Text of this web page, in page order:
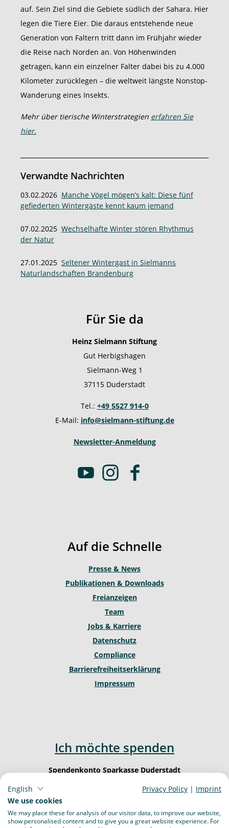
auf. Sein Ziel sind die Gebiete südlich der Sahara. Hier
legen die Tiere Eier. Die daraus entstehende neue
Generation von Faltern tritt dann im Frühjahr wieder
die Reise nach Norden an. Von Höhenwinden
getragen, kann ein einzelner Falter dabei bis zu 4.000
Kilometer zurücklegen – die weltweit längste Nonstop-
Wanderung eines Insekts.
Mehr über tierische Winterstrategien erfahren Sie
hier.
Verwandte Nachrichten
03.02.2026 Manche Vögel mögen’s kalt: Diese fünf
gefiederten Wintergäste kennt kaum jemand
07.02.2025 Wechselhafte Winter stören Rhythmus
der Natur
27.01.2025 Seltener Wintergast in Sielmanns
Naturlandschaften Brandenburg
Für Sie da
Heinz Sielmann Stiftung
Gut Herbigshagen
Sielmann-Weg 1
37115 Duderstadt
Tel.: +49 5527 914-0
E-Mail: info@sielmann-stiftung.de
Newsletter-Anmeldung
Y
e
I
n
r
a
m
F
o
o
k
Auf die Schnelle
Presse & News
Publikationen & Downloads
Freianzeigen
Team
Jobs & Karriere
Datenschutz
Compliance
Barrierefreiheitserklärung
Impressum
Ich möchte spenden
Spendenkonto Sparkasse Duderstadt
IBAN: DE62 2605 1260 0000 0003 23
English Privacy Policy | Imprint
We use cookies
We may place these for analysis of our visitor data, to improve our website,
show personalised content and to give you a great website experience. For